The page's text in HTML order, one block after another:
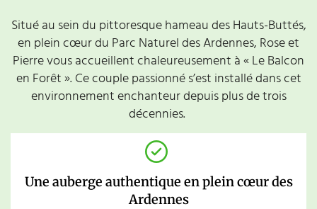
Situé au sein du pittoresque hameau des Hauts-Buttés,
en plein cœur du Parc Naturel des Ardennes, Rose et
Pierre vous accueillent chaleureusement à « Le Balcon
en Forêt ». Ce couple passionné s’est installé dans cet
environnement enchanteur depuis plus de trois
décennies.
Une auberge authentique en plein cœur des
Ardennes